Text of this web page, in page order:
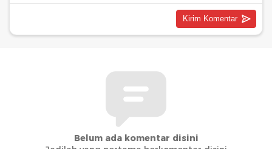
Belum ada komentar disini